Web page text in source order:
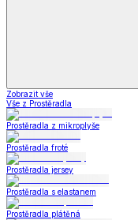
Zobrazit vše
Vše z Prostěradla
Prostěradla z mikroplyše
Prostěradla froté
Prostěradla jersey
Prostěradla s elastanem
Prostěradla plátěná